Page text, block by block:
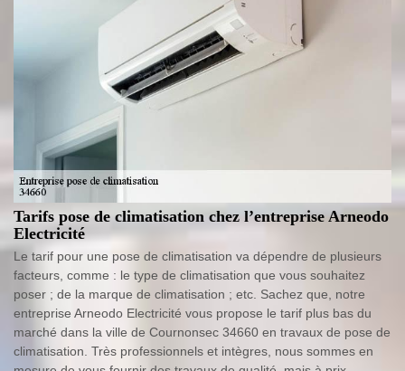
Tarifs pose de climatisation chez l’entreprise Arneodo
Electricité
Le tarif pour une pose de climatisation va dépendre de plusieurs
facteurs, comme : le type de climatisation que vous souhaitez
poser ; de la marque de climatisation ; etc. Sachez que, notre
entreprise Arneodo Electricité vous propose le tarif plus bas du
marché dans la ville de Cournonsec 34660 en travaux de pose de
climatisation. Très professionnels et intègres, nous sommes en